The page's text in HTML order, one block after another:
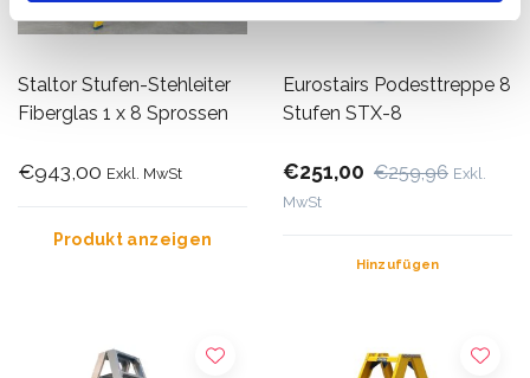
Staltor Stufen-Stehleiter
Fiberglas 1 x 8 Sprossen
€943,00 Exkl. MwSt
Produkt anzeigen
Eurostairs Podesttreppe 8
Stufen STX-8
€251,00 €259,96 Exkl.
MwSt
Hinzufügen